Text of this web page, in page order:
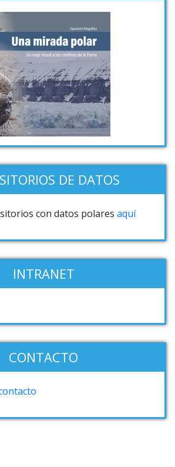
DE DATOS
con datos polares aquí
INTRANET
CONTACTO